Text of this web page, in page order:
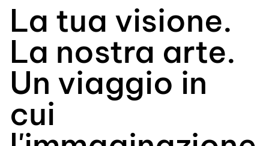
La tua visione.
La nostra arte.
Un viaggio in
cui